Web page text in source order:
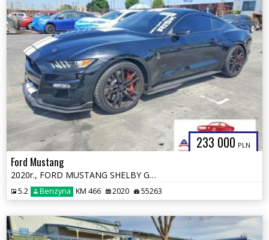
233 000 PLN
Ford Mustang
2020r., FORD MUSTANG SHELBY GT500, 5.2L, od ubezpieczalni
5.2 Benzyna KM 466 2020 55263